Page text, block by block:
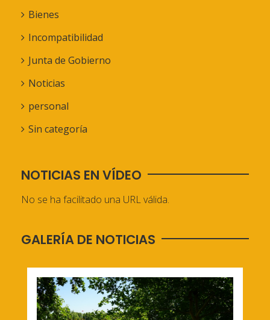
Bienes
Incompatibilidad
Junta de Gobierno
Noticias
personal
Sin categoría
NOTICIAS EN VÍDEO
No se ha facilitado una URL válida.
GALERÍA DE NOTICIAS